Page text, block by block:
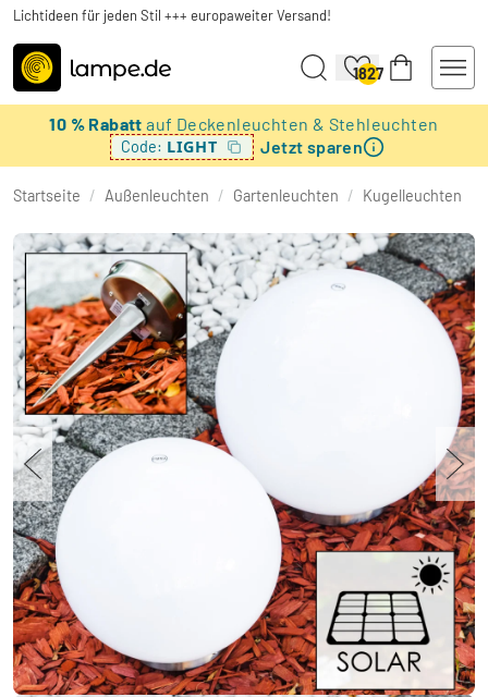
Lichtideen für jeden Stil +++ europaweiter Versand!
1827
10 % Rabattauf Deckenleuchten & Stehleuchten
Code: LIGHT Jetzt sparen
Startseite / Außenleuchten / Gartenleuchten / Kugelleuchten